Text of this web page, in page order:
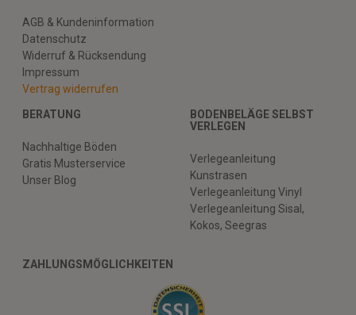
AGB & Kundeninformation
Datenschutz
Widerruf & Rücksendung
Impressum
Vertrag widerrufen
BERATUNG
Nachhaltige Böden
Gratis Musterservice
Unser Blog
BODENBELÄGE SELBST
VERLEGEN
Verlegeanleitung
Kunstrasen
Verlegeanleitung Vinyl
Verlegeanleitung Sisal,
Kokos, Seegras
ZAHLUNGSMÖGLICHKEITEN